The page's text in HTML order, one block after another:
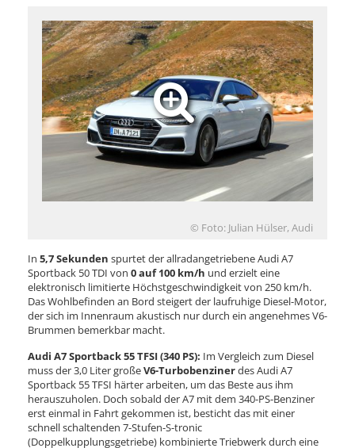
© Foto: Julian Hülser, Audi
In 5,7 Sekunden spurtet der allradangetriebene Audi A7
Sportback 50 TDI von 0 auf 100 km/h und erzielt eine
elektronisch limitierte Höchstgeschwindigkeit von 250 km/h.
Das Wohlbefinden an Bord steigert der laufruhige Diesel-Motor,
der sich im Innenraum akustisch nur durch ein angenehmes V6-
Brummen bemerkbar macht.
Audi A7 Sportback 55 TFSI (340 PS): Im Vergleich zum Diesel
muss der 3,0 Liter großeV6-Turbobenzinerdes Audi A7
Sportback 55 TFSI härter arbeiten, um das Beste aus ihm
herauszuholen. Doch sobald der A7 mit dem 340-PS-Benziner
erst einmal in Fahrt gekommen ist, besticht das mit einer
schnell schaltenden 7-Stufen-S-tronic
(Doppelkupplungsgetriebe) kombinierte Triebwerk durch eine